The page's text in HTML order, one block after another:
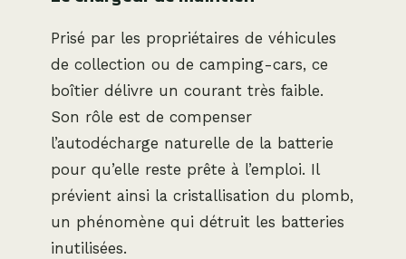
Prisé par les propriétaires de véhicules
de collection ou de camping-cars, ce
boîtier délivre un courant très faible.
Son rôle est de compenser
l’autodécharge naturelle de la batterie
pour qu’elle reste prête à l’emploi. Il
prévient ainsi la cristallisation du plomb,
un phénomène qui détruit les batteries
inutilisées.